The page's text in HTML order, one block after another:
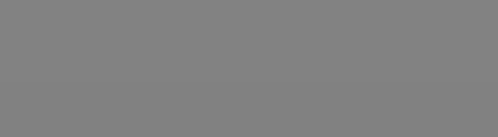
– Auszeichnung durch FOCUS-Business
Adressen für berufliche Qualifizierung: Wir wurden mit dem